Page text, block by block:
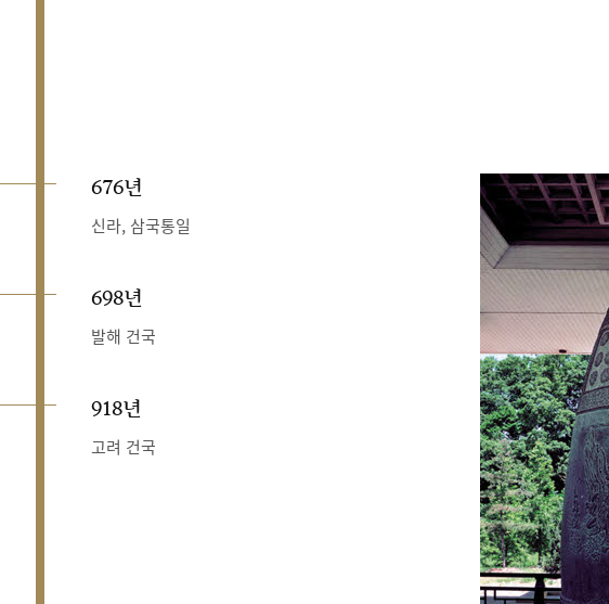
676년
신라, 삼국통일
698년
발해 건국
918년
고려 건국